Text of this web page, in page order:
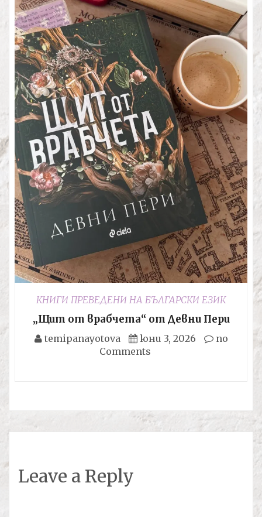
КНИГИ ПРЕВЕДЕНИ НА БЪЛГАРСКИ ЕЗИК
„Щит от врабчета“ от Девни Пери
temipanayotova юни 3, 2026
no
Comments
Leave a Reply